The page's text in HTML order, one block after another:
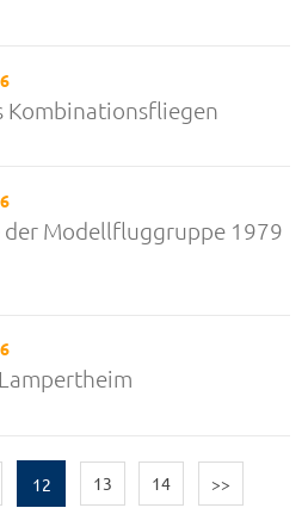
Kombinationsfliegen
der Modellfluggruppe 1979
12 13 14 >>